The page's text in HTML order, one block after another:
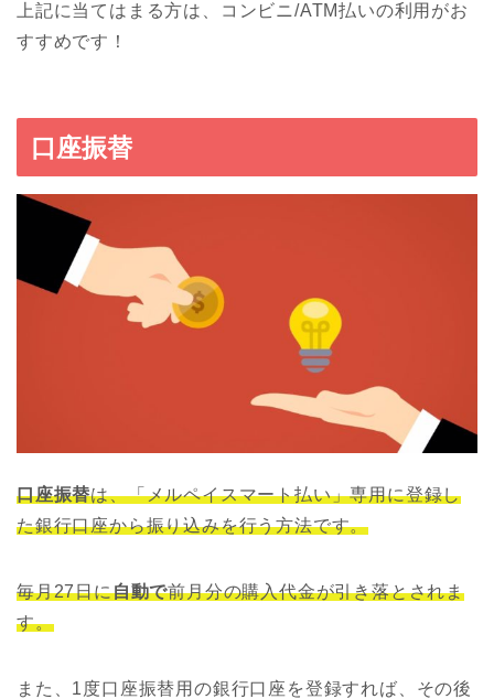
上記に当てはまる方は、コンビニ/ATM払いの利用がお
すすめです！
口座振替
口座振替は、「メルペイスマート払い」専用に登録し
た銀行口座から振り込みを行う方法です。
毎月27日に自動で前月分の購入代金が引き落とされま
す。
また、1度口座振替用の銀行口座を登録すれば、その後